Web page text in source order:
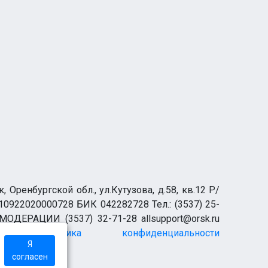
обл., ул.Кутузова, д.58, кв.12 Р/
БИК 042282728 Тел.: (3537) 25-
(3537) 32-71-28 allsupport@orsk.ru
Политика конфиденциальности
Я
согласен